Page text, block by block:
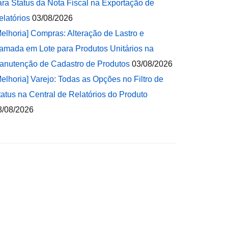
Status da Nota Fiscal na Exportação de
03/08/2026
Compras: Alteração de Lastro e
em Lote para Produtos Unitários na
de Cadastro de Produtos 03/08/2026
Varejo: Todas as Opções no Filtro de
na Central de Relatórios do Produto
08/2026